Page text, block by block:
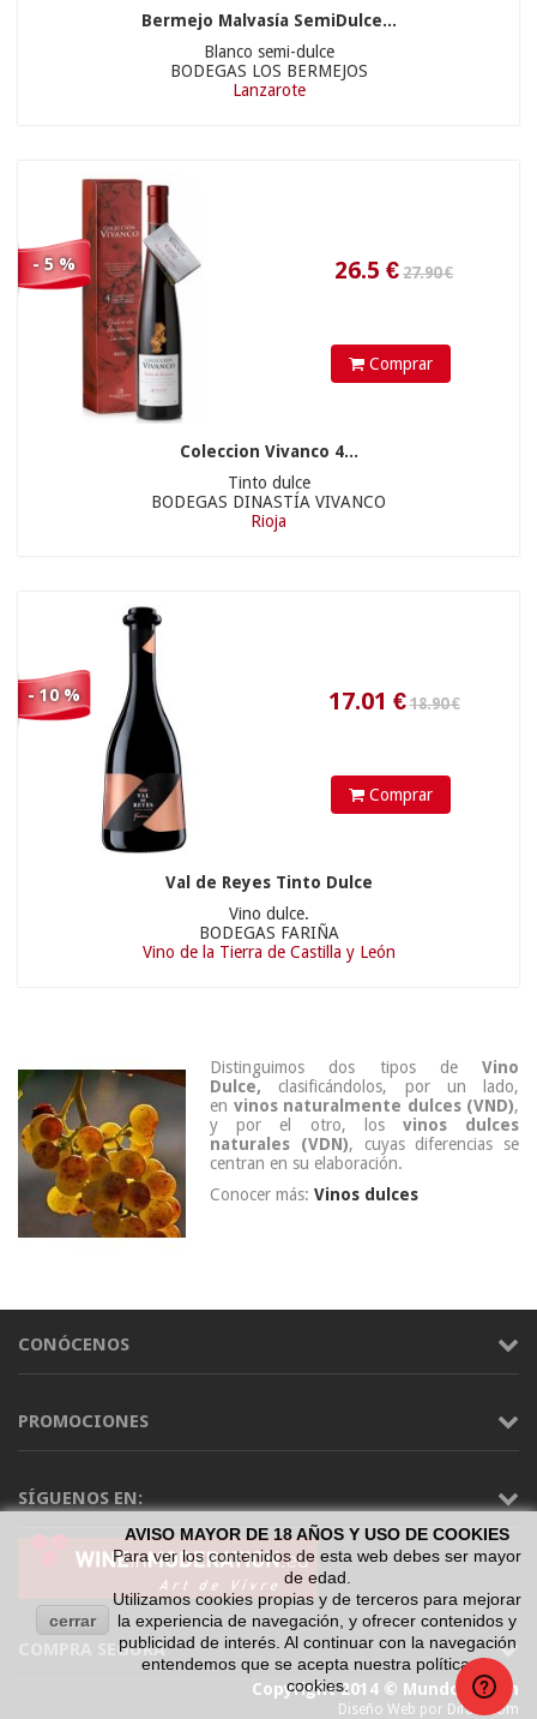
Bermejo Malvasía SemiDulce...
Blanco semi-dulce
BODEGAS LOS BERMEJOS
Lanzarote
- 5 %
Comprar
Coleccion Vivanco 4...
Tinto dulce
BODEGAS DINASTÍA VIVANCO
Rioja
- 10 %
Comprar
Val de Reyes Tinto Dulce
Vino dulce.
BODEGAS FARIÑA
Vino de la Tierra de Castilla y León
Distinguimos dos tipos de Vino
Dulce, clasificándolos, por un lado,
en vinos naturalmente dulces (VND),
y por el otro, los vinos dulces
naturales (VDN), cuyas diferencias se
centran en su elaboración.
Conocer más: Vinos dulces
CONÓCENOS
PROMOCIONES
SÍGUENOS EN:
COMPRA SEGURA
cerrar
AVISO MAYOR DE 18 AÑOS Y USO DE COOKIES
Para ver los contenidos de esta web debes ser mayor
de edad.
Utilizamos cookies propias y de terceros para mejorar
la experiencia de navegación, y ofrecer contenidos y
publicidad de interés. Al continuar con la navegación
entendemos que se acepta nuestra política de
cookies.
Copyright 2014 © Mundo Vinum
Diseño Web por Difadi.com